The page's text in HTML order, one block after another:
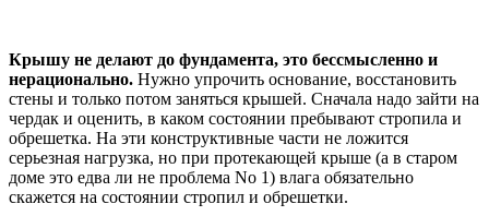
Крышу не делают до фундамента, это бессмысленно и
нерационально. Нужно упрочить основание, восстановить
стены и только потом заняться крышей. Сначала надо зайти на
чердак и оценить, в каком состоянии пребывают стропила и
обрешетка. На эти конструктивные части не ложится
серьезная нагрузка, но при протекающей крыше (а в старом
доме это едва ли не проблема No 1) влага обязательно
скажется на состоянии стропил и обрешетки.